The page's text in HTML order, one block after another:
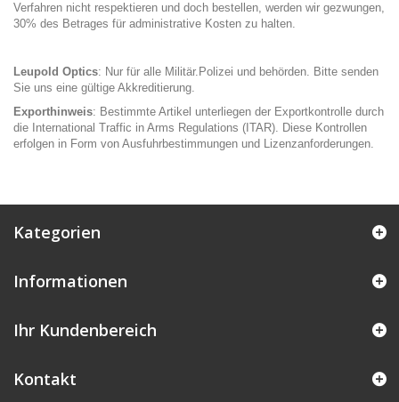
Verfahren nicht respektieren und doch bestellen, werden wir gezwungen,
30% des Betrages für administrative Kosten zu halten.
Leupold Optics: Nur für alle Militär.Polizei und behörden. Bitte senden
Sie uns eine gültige Akkreditierung.
Exporthinweis: Bestimmte Artikel unterliegen der Exportkontrolle durch
die International Traffic in Arms Regulations (ITAR). Diese Kontrollen
erfolgen in Form von Ausfuhrbestimmungen und Lizenzanforderungen.
Kategorien
Informationen
Ihr Kundenbereich
Kontakt